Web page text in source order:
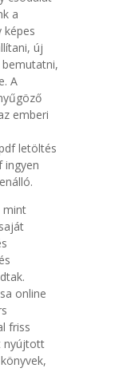
a
új
A
emberi
letöltés
ingyen
mint
online
friss
nyújtott